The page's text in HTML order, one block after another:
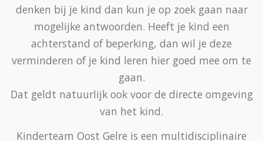
denken bij je kind dan kun je op zoek gaan naar
mogelijke antwoorden. Heeft je kind een
achterstand of beperking, dan wil je deze
verminderen of je kind leren hier goed mee om te
gaan.
Dat geldt natuurlijk ook voor de directe omgeving
van het kind.
Kinderteam Oost Gelre is een multidisciplinaire